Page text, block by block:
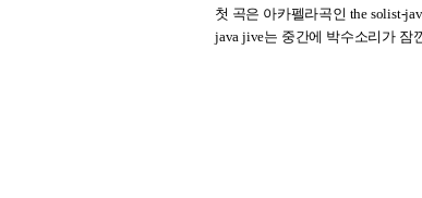
첫 곡은 아카펠라곡인 the solist-
java jive는 중간에 박수소리가 잠